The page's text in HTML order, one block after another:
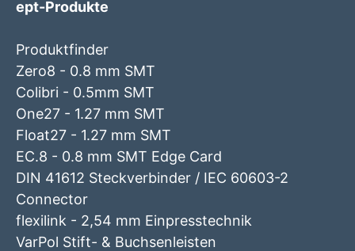
ept-Produkte
Produktfinder
Zero8 - 0.8 mm SMT
Colibri - 0.5mm SMT
One27 - 1.27 mm SMT
Float27 - 1.27 mm SMT
EC.8 - 0.8 mm SMT Edge Card
DIN 41612 Steckverbinder / IEC 60603-2
Connector
flexilink - 2,54 mm Einpresstechnik
VarPol Stift- & Buchsenleisten